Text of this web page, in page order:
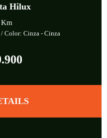
Hilux
/ Color: Cinza - Cinza